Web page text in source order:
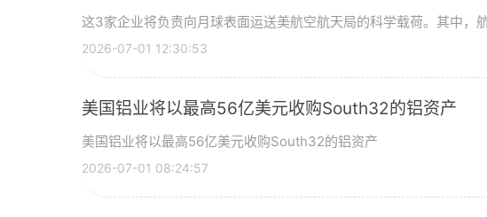
这3家企业将负责向月球表面运送美航空航天局的科学载荷。其中，
2026-07-01 12:30:53
美国铝业将以最高56亿美元收购South32的铝资产
美国铝业将以最高56亿美元收购South32的铝资产
2026-07-01 08:24:57